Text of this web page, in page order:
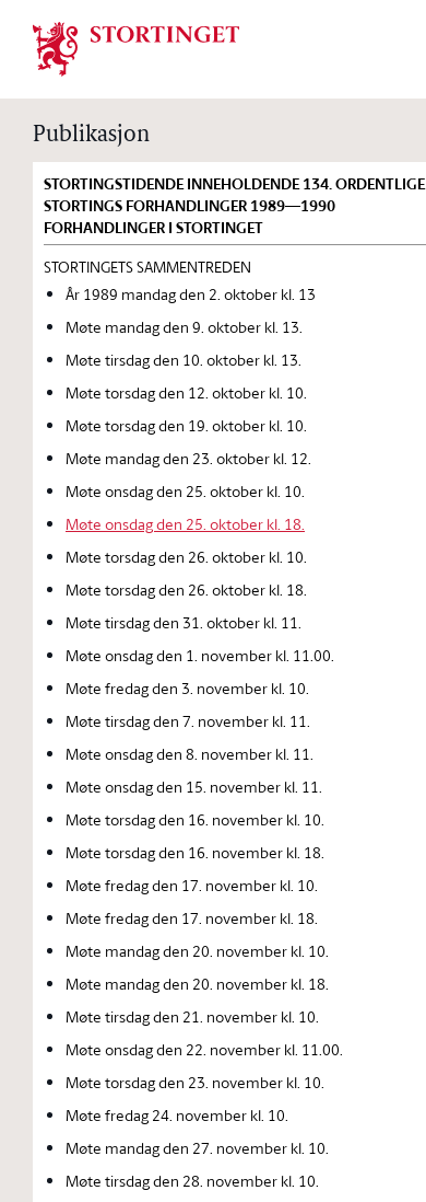
Stortinget.no
Publikasjon
STORTINGSTIDENDE INNEHOLDENDE 134. ORDENTLIGE
STORTINGS FORHANDLINGER 1989—1990
FORHANDLINGER I STORTINGET
STORTINGETS SAMMENTREDEN
År 1989 mandag den 2. oktober kl. 13
Møte mandag den 9. oktober kl. 13.
Møte tirsdag den 10. oktober kl. 13.
Møte torsdag den 12. oktober kl. 10.
Møte torsdag den 19. oktober kl. 10.
Møte mandag den 23. oktober kl. 12.
Møte onsdag den 25. oktober kl. 10.
Møte onsdag den 25. oktober kl. 18.
Møte torsdag den 26. oktober kl. 10.
Møte torsdag den 26. oktober kl. 18.
Møte tirsdag den 31. oktober kl. 11.
Møte onsdag den 1. november kl. 11.00.
Møte fredag den 3. november kl. 10.
Møte tirsdag den 7. november kl. 11.
Møte onsdag den 8. november kl. 11.
Møte onsdag den 15. november kl. 11.
Møte torsdag den 16. november kl. 10.
Møte torsdag den 16. november kl. 18.
Møte fredag den 17. november kl. 10.
Møte fredag den 17. november kl. 18.
Møte mandag den 20. november kl. 10.
Møte mandag den 20. november kl. 18.
Møte tirsdag den 21. november kl. 10.
Møte onsdag den 22. november kl. 11.00.
Møte torsdag den 23. november kl. 10.
Møte fredag 24. november kl. 10.
Møte mandag den 27. november kl. 10.
Møte tirsdag den 28. november kl. 10.